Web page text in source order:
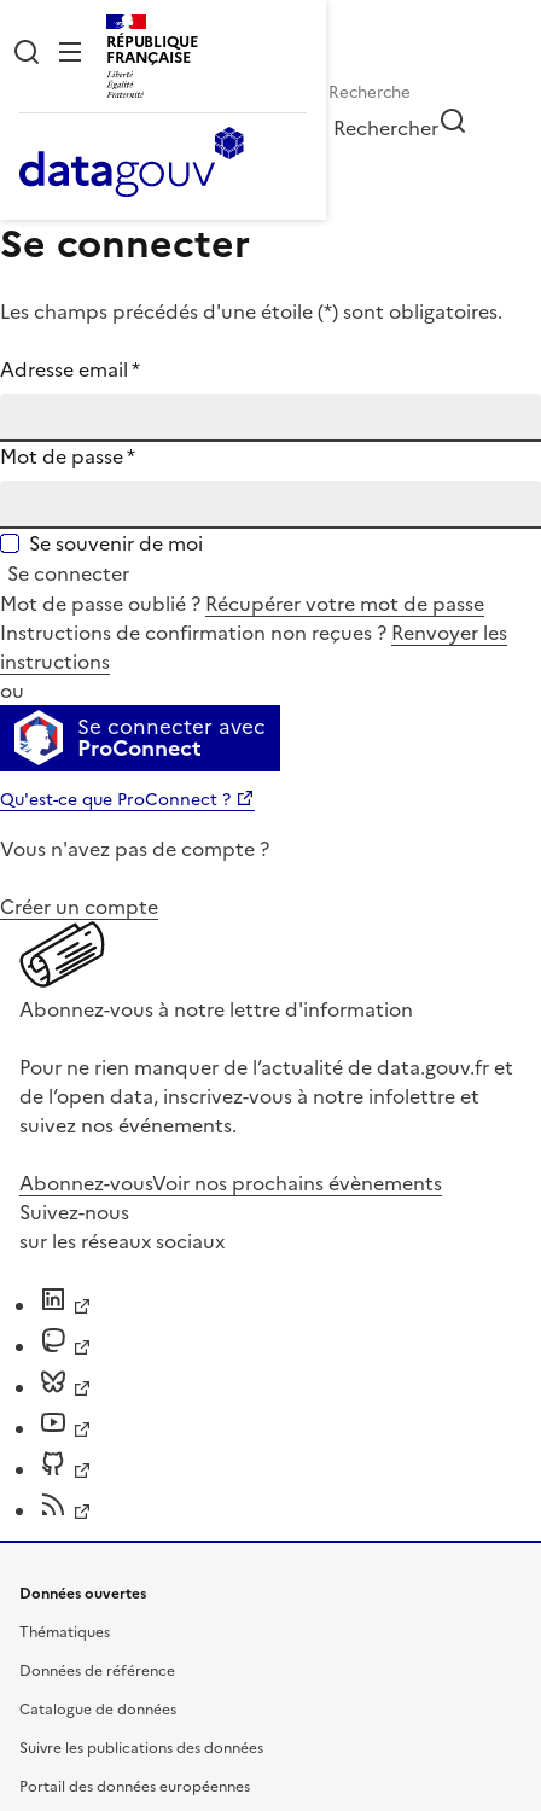
RÉPUBLIQUE
FRANÇAISE
Rechercher
Se connecter
Les champs précédés d'une étoile (*) sont obligatoires.
Adresse email*
Mot de passe*
Se souvenir de moi
Se connecter
Mot de passe oublié ? Récupérer votre mot de passe
Instructions de confirmation non reçues ? Renvoyer les
instructions
ou
Se connecter avec
ProConnect
Qu'est-ce que ProConnect ?
Vous n'avez pas de compte ?
Créer un compte
Abonnez-vous à notre lettre d'information
Pour ne rien manquer de l’actualité de data.gouv.fr et
de l’open data, inscrivez-vous à notre infolettre et
suivez nos événements.
Abonnez-vousVoir nos prochains évènements
Suivez-nous
sur les réseaux sociaux
Données ouvertes
Thématiques
Données de référence
Catalogue de données
Suivre les publications des données
Portail des données européennes